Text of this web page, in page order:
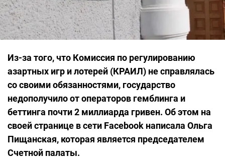
Из-за того, что Комиссия по регулированию
азартных игр и лотерей (КРАИЛ) не справлялась
со своими обязанностями, государство
недополучило от операторов гемблинга и
беттинга почти 2 миллиарда гривен. Об этом на
своей странице в сети Facebook написала Ольга
Пищанская, которая является председателем
Счетной палаты.